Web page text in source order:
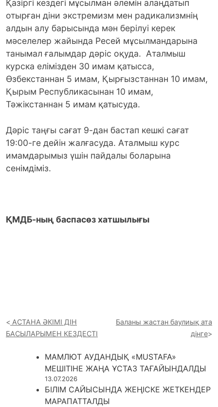
Қазіргі кездегі мұсылман әлемін алаңдатып
отырған діни экстремизм мен радикализмнің
алдын алу барысында мән берілуі керек
мәселелер жайында Ресей мұсылмандарына
танымал ғалымдар дәріс оқуда. Аталмыш
курска елімізден 30 имам қатысса,
Өзбекстаннан 5 имам, Қырғызстаннан 10 имам,
Қырым Республикасынан 10 имам,
Тәжікстаннан 5 имам қатысуда.
Дәріс таңғы сағат 9-дан бастап кешкі сағат
19:00-ге дейін жалғасуда. Аталмыш курс
имамдарымыз үшін пайдалы боларына
сенімдіміз.
ҚМДБ-ның баспасөз хатшылығы
АСТАНА ӘКІМІ ДІН
БАСЫЛАРЫМЕН КЕЗДЕСТІ
Баланы жастан баулиық ата
дінге
МАМЛЮТ АУДАНДЫҚ «MUSTAFA»
МЕШІТІНЕ ЖАҢА ҰСТАЗ ТАҒАЙЫНДАЛДЫ
13.07.2026
БІЛІМ САЙЫСЫНДА ЖЕҢІСКЕ ЖЕТКЕНДЕР
МАРАПАТТАЛДЫ